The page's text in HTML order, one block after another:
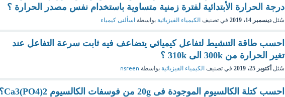
درجة الحرارة الأبتدائية لفترة زمنية متساوية باستخدام نفس مصدر الحرارة ؟
سُئل ديسمبر 14، 2019 في تصنيف الكيمياء الفيزيائية بواسطة اسألنى كيمياء
احسب طاقة التنشيط لتفاعل كيميائي يتضاعف فيه ثابت سرعة التفاعل عند
تغير الحرارة من 300k الى 310k ؟
سُئل أكتوبر 25، 2019 في تصنيف الكيمياء الفيزيائية بواسطة nsreen
احسب كتلة الكالسيوم الموجودة فى 20g من فوسفات الكالسيوم Ca3(PO4)2؟